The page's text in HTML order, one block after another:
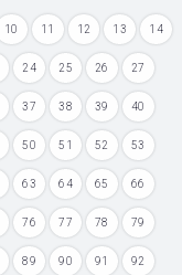
10 11 12 13 14
24 25 26 27
37 38 39 40
50 51 52 53
63 64 65 66
76 77 78 79
89 90 91 92